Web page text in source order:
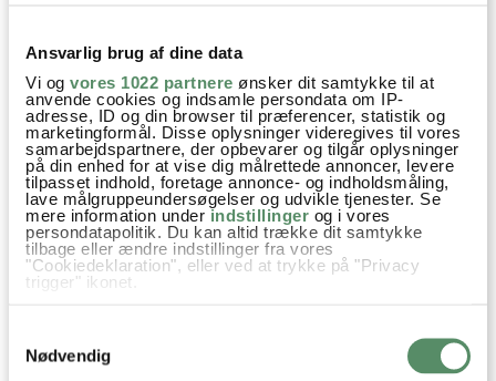
Ansvarlig brug af dine data
Vi og vores 1022 partnere ønsker dit samtykke til at
anvende cookies og indsamle persondata om IP-
adresse, ID og din browser til præferencer, statistik og
marketingformål. Disse oplysninger videregives til vores
samarbejdspartnere, der opbevarer og tilgår oplysninger
på din enhed for at vise dig målrettede annoncer, levere
tilpasset indhold, foretage annonce- og indholdsmåling,
lave målgruppeundersøgelser og udvikle tjenester. Se
mere information under indstillinger og i vores
persondatapolitik. Du kan altid trække dit samtykke
tilbage eller ændre indstillinger fra vores
"Cookiedeklaration", eller ved at trykke på "Privacy
trigger" ikonet.
Indsamle præcise oplysninger om din placering,
der kan være nøjagtig inden for få meter
Identificere din enhed baseret på en scanning af
Nødvendig
BAGELS MED SKINKESALAT
ITALIENSK PASTASALAT MED
TOMAT, BURRATA OG
PESTODRESSING